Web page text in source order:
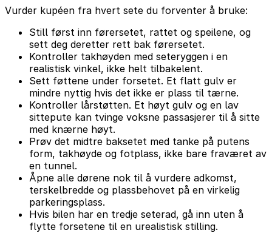
Vurder kupéen fra hvert sete du forventer å bruke:
Still først inn førersetet, rattet og speilene, og
sett deg deretter rett bak førersetet.
Kontroller takhøyden med seteryggen i en
realistisk vinkel, ikke helt tilbakelent.
Sett føttene under forsetet. Et flatt gulv er
mindre nyttig hvis det ikke er plass til tærne.
Kontroller lårstøtten. Et høyt gulv og en lav
sittepute kan tvinge voksne passasjerer til å sitte
med knærne høyt.
Prøv det midtre baksetet med tanke på putens
form, takhøyde og fotplass, ikke bare fraværet av
en tunnel.
Åpne alle dørene nok til å vurdere adkomst,
terskelbredde og plassbehovet på en virkelig
parkeringsplass.
Hvis bilen har en tredje seterad, gå inn uten å
flytte forsetene til en urealistisk stilling.